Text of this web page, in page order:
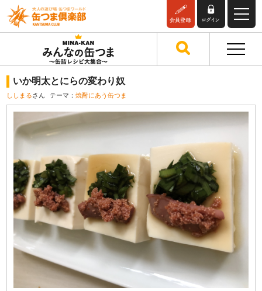
いか明太とにらの変わり奴
ししまるさん テーマ：焼酎にあう缶つま